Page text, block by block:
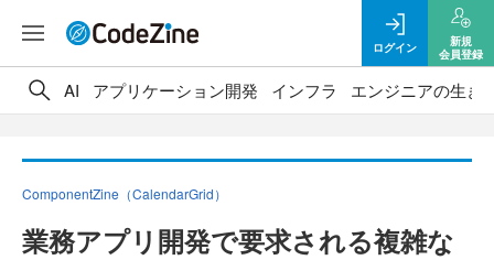
ログイン
新規
会員登録
AI アプリケーション開発 インフラ エンジニアの生き
ComponentZine（CalendarGrid）
業務アプリ開発で要求される複雑な